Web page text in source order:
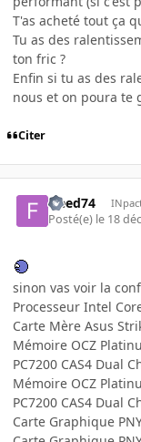
T'as acheté tout ça
Tu as des
ton fric ?
Enfin si tu as des
nous et on poura te
Citer
freed74
Posté(e) le 18
sinon vas voir la
Processeur Intel
Carte Mère Asus
Mémoire OCZ
PC7200 CAS4 Dual
Mémoire OCZ
PC7200 CAS4 Dual
Carte Graphique